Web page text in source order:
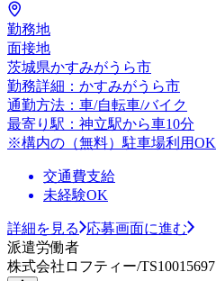
勤務地
面接地
茨城県かすみがうら市
勤務詳細：かすみがうら市
通勤方法：車/自転車/バイク
最寄り駅：神立駅から車10分
※構内の（無料）駐車場利用OK
交通費支給
未経験OK
詳細を見る
応募画面に進む
派遣労働者
株式会社ロフティー/TS10015697